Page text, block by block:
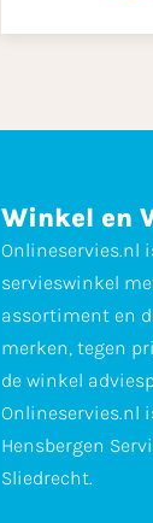
Winkel en
Onlineservies.nl
servieswinkel
assortiment en
merken, tegen
de winkel
Onlineservies.nl
Hensbergen
Sliedrecht.